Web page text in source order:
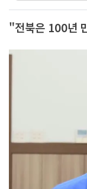
"전북은 100년